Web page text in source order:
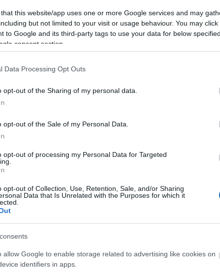
this website/app uses one or more Google services and may
but not limited to your visit or usage behaviour. You may
to Google and its third-party tags to use your data for below
consent section.
Data Processing Opt Outs
opt-out of the Sharing of my personal data.
opt-out of the Sale of my Personal Data.
opt-out of processing my Personal Data for Targeted
opt-out of Collection, Use, Retention, Sale, and/or Sharing
Data that Is Unrelated with the Purposes for which it
allow Google to enable storage related to advertising like cookies on
identifiers in apps.
Le
A
Focus